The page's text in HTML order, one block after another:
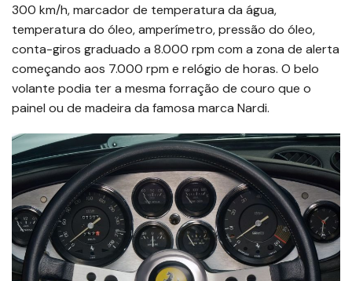
300 km/h, marcador de temperatura da água,
temperatura do óleo, amperímetro, pressão do óleo,
conta-giros graduado a 8.000 rpm com a zona de alerta
começando aos 7.000 rpm e relógio de horas. O belo
volante podia ter a mesma forração de couro que o
painel ou de madeira da famosa marca Nardi.